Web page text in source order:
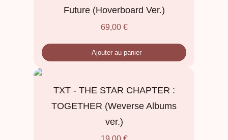
Future (Hoverboard Ver.)
69,00 €
Ajouter au panier
TXT - THE STAR CHAPTER :
TOGETHER (Weverse Albums
ver.)